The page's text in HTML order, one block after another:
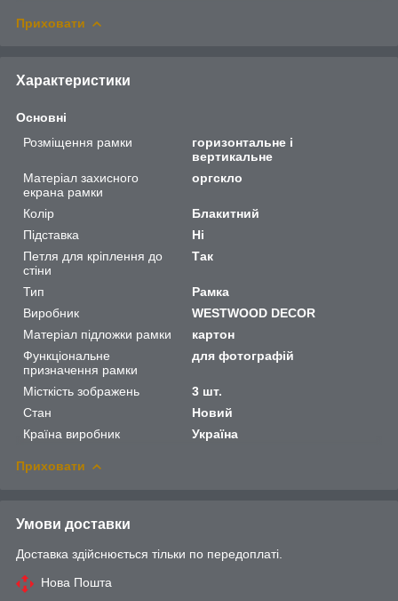
Приховати
Характеристики
Основні
Розміщення рамки
горизонтальне і
вертикальне
Матеріал захисного
екрана рамки
оргскло
Колір
Блакитний
Підставка
Ні
Петля для кріплення до
стіни
Так
Тип
Рамка
Виробник
WESTWOOD DECOR
Матеріал підложки рамки
картон
Функціональне
призначення рамки
для фотографій
Місткість зображень
3 шт.
Стан
Новий
Країна виробник
Україна
Приховати
Умови доставки
Доставка здійснюється тільки по передоплаті.
Нова Пошта